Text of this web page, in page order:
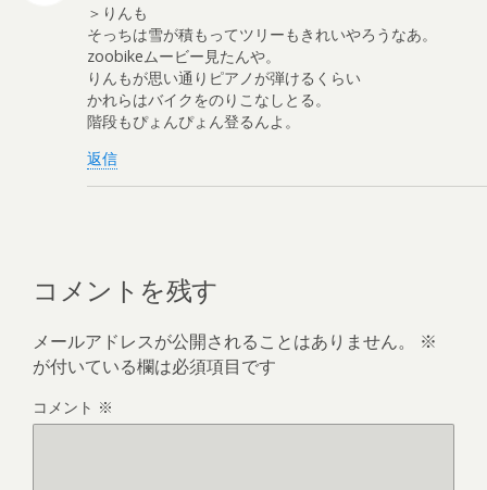
＞りんも
そっちは雪が積もってツリーもきれいやろうなあ。
zoobikeムービー見たんや。
りんもが思い通りピアノが弾けるくらい
かれらはバイクをのりこなしとる。
階段もぴょんぴょん登るんよ。
返信
コメントを残す
メールアドレスが公開されることはありません。
※
が付いている欄は必須項目です
コメント ※